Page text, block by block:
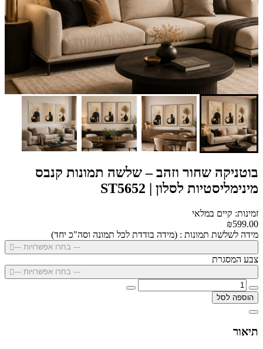
בוטניקה שחור וזהב – שלשה תמונות קנבס
מינימליסטיות לסלון | ST5652
זמינות: קיים במלאי
₪599.00
מידה לשלשת תמונות : (מידה בודדת לכל תמונה וסה"כ יחד)
--- בחרו אפשרויות ---
צבע המסגרת
--- בחרו אפשרויות ---
הוספה לסל
תיאור